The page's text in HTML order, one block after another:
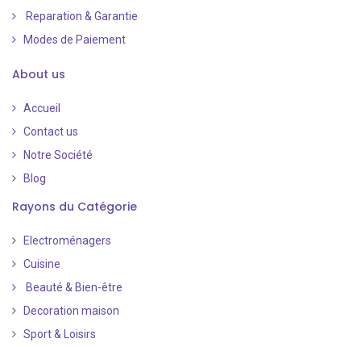
Reparation & Garantie
Modes de Paiement
About us
Accueil
Contact us
Notre Société
Blog
Rayons du Catégorie
Electroménagers
Cuisine
Beauté & Bien-être
Decoration maison
Sport & Loisirs